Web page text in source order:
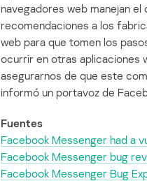
navegadores web manejan
recomendaciones a los
web para que tomen los
ocurrir en otras aplicaciones
asegurarnos de que este
informó un portavoz de
Fuentes
Facebook Messenger had a
Facebook Messenger bug
Facebook Messenger Bug